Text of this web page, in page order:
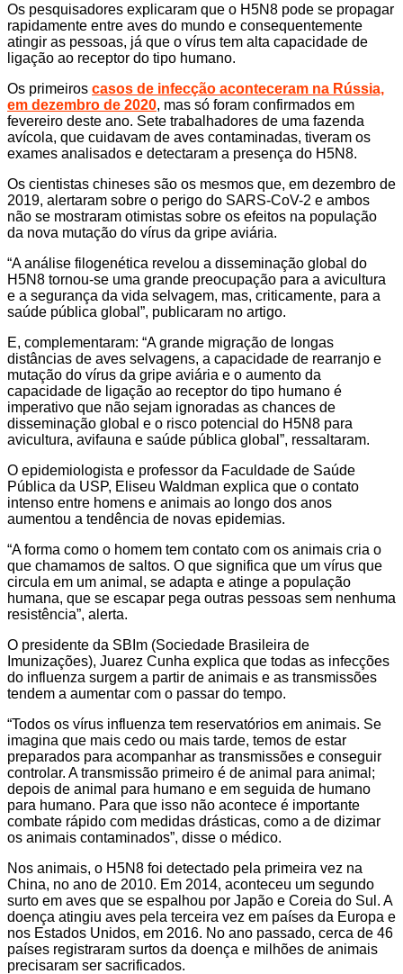
Os pesquisadores explicaram que o H5N8 pode se propagar
rapidamente entre aves do mundo e consequentemente
atingir as pessoas, já que o vírus tem alta capacidade de
ligação ao receptor do tipo humano.
Os primeiros casos de infecção aconteceram na Rússia,
em dezembro de 2020, mas só foram confirmados em
fevereiro deste ano. Sete trabalhadores de uma fazenda
avícola, que cuidavam de aves contaminadas, tiveram os
exames analisados e detectaram a presença do H5N8.
Os cientistas chineses são os mesmos que, em dezembro de
2019, alertaram sobre o perigo do SARS-CoV-2 e ambos
não se mostraram otimistas sobre os efeitos na população
da nova mutação do vírus da gripe aviária.
“A análise filogenética revelou a disseminação global do
H5N8 tornou-se uma grande preocupação para a avicultura
e a segurança da vida selvagem, mas, criticamente, para a
saúde pública global”, publicaram no artigo.
E, complementaram: “A grande migração de longas
distâncias de aves selvagens, a capacidade de rearranjo e
mutação do vírus da gripe aviária e o aumento da
capacidade de ligação ao receptor do tipo humano é
imperativo que não sejam ignoradas as chances de
disseminação global e o risco potencial do H5N8 para
avicultura, avifauna e saúde pública global”, ressaltaram.
O epidemiologista e professor da Faculdade de Saúde
Pública da USP, Eliseu Waldman explica que o contato
intenso entre homens e animais ao longo dos anos
aumentou a tendência de novas epidemias.
“A forma como o homem tem contato com os animais cria o
que chamamos de saltos. O que significa que um vírus que
circula em um animal, se adapta e atinge a população
humana, que se escapar pega outras pessoas sem nenhuma
resistência”, alerta.
O presidente da SBIm (Sociedade Brasileira de
Imunizações), Juarez Cunha explica que todas as infecções
do influenza surgem a partir de animais e as transmissões
tendem a aumentar com o passar do tempo.
“Todos os vírus influenza tem reservatórios em animais. Se
imagina que mais cedo ou mais tarde, temos de estar
preparados para acompanhar as transmissões e conseguir
controlar. A transmissão primeiro é de animal para animal;
depois de animal para humano e em seguida de humano
para humano. Para que isso não acontece é importante
combate rápido com medidas drásticas, como a de dizimar
os animais contaminados”, disse o médico.
Nos animais, o H5N8 foi detectado pela primeira vez na
China, no ano de 2010. Em 2014, aconteceu um segundo
surto em aves que se espalhou por Japão e Coreia do Sul. A
doença atingiu aves pela terceira vez em países da Europa e
nos Estados Unidos, em 2016. No ano passado, cerca de 46
países registraram surtos da doença e milhões de animais
precisaram ser sacrificados.